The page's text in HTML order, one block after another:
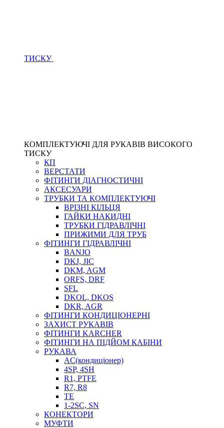
ТИСКУ
КОМПЛЕКТУЮЧІ ДЛЯ РУКАВІВ ВИСОКОГО
ТИСКУ
КП
ВЕРСТАТИ
ФІТИНГИ ДІАГНОСТИЧНІ
АКСЕСУАРИ
ТРУБКИ ТА КОМПЛЕКТУЮЧІ
ВРІЗНІ КІЛЬЦЯ
ГАЙКИ НАКИДНІ
ТРУБКИ ГІДРАВЛІЧНІ
ПРИЖИМИ ДЛЯ ТРУБ
ФІТИНГИ ГІДРАВЛІЧНІ
BANJO
DKJ, JIC
DKM, AGM
ORFS, DRF
SFL
DKOL, DKOS
DKR, AGR
ФІТИНГИ КОНДИЦІОНЕРНІ
ЗАХИСТ РУКАВІВ
ФІТИНГИ KARCHER
ФІТИНГИ НА ПІДЙОМ КАБІНИ
РУКАВА
AC(кондиціонер)
4SP, 4SH
R1, PTFE
R7, R8
TE
1-2SC, SN
КОНЕКТОРИ
МУФТИ